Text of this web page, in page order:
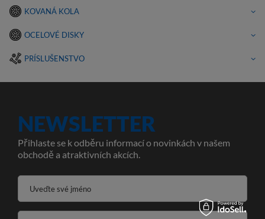
KOVANÁ KOLA
OCELOVÉ DISKY
PRÍSLUŠENSTVO
NEWSLETTER
Přihlaste se k odběru informací o novinkách v našem
obchodě a atraktivních akcích.
Uveďte své jméno